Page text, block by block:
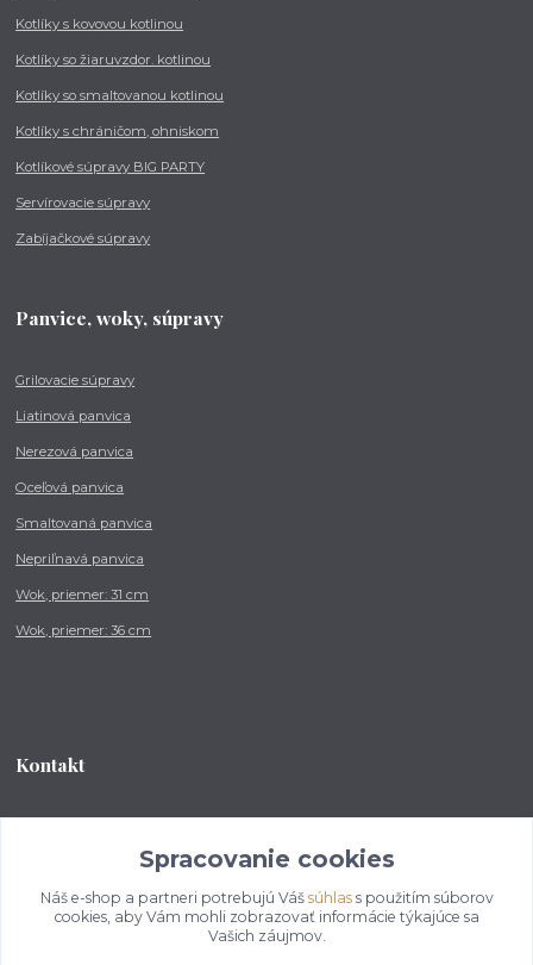
Kotlíky s kovovou kotlinou
Kotlíky so žiaruvzdor. kotlinou
Kotlíky so smaltovanou kotlinou
Kotlíky s chráničom, ohniskom
Kotlíkové súpravy BIG PARTY
Servírovacie súpravy
Zabíjačkové súpravy
Panvice, woky, súpravy
Grilovacie súpravy
Liatinová panvica
Nerezová panvica
Oceľová panvica
Smaltovaná panvica
Nepriľnavá panvica
Wok, priemer: 31 cm
Wok, priemer: 36 cm
Kontakt
od 8:00 - do 16:00 hod
info@kotlikovesupravy.sk
Spracovanie cookies
Náš e-shop a partneri potrebujú Váš súhlass použitím súborov
cookies, aby Vám mohli zobrazovať informácie týkajúce sa
Vašich záujmov.